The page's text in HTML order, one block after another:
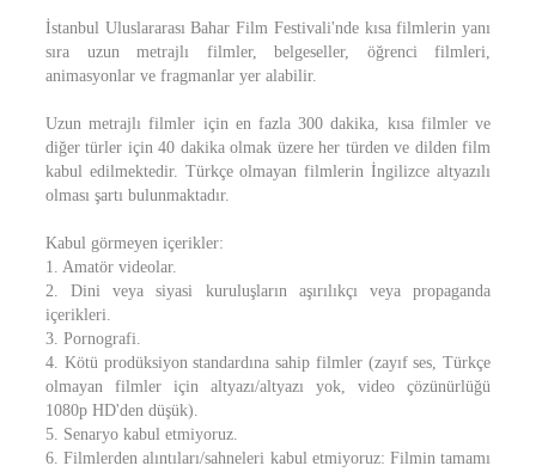
İstanbul Uluslararası Bahar Film Festivali'nde kısa filmlerin yanı
sıra uzun metrajlı filmler, belgeseller, öğrenci filmleri,
animasyonlar ve fragmanlar yer alabilir.
Uzun metrajlı filmler için en fazla 300 dakika, kısa filmler ve
diğer türler için 40 dakika olmak üzere her türden ve dilden film
kabul edilmektedir. Türkçe olmayan filmlerin İngilizce altyazılı
olması şartı bulunmaktadır.
Kabul görmeyen içerikler:
1. Amatör videolar.
2. Dini veya siyasi kuruluşların aşırılıkçı veya propaganda
içerikleri.
3. Pornografi.
4. Kötü prodüksiyon standardına sahip filmler (zayıf ses, Türkçe
olmayan filmler için altyazı/altyazı yok, video çözünürlüğü
1080p HD'den düşük).
5. Senaryo kabul etmiyoruz.
6. Filmlerden alıntıları/sahneleri kabul etmiyoruz: Filmin tamamı